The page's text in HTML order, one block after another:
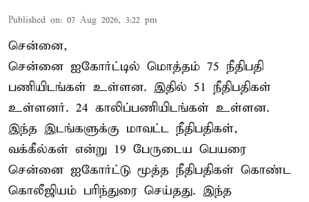
Published on: 07 Aug 2026, 3:22 pm
சென்னை,
சென்னை ஐகோர்ட்டில் மொத்தம் 75 நீதிபதி
பணியிடங்கள் உள்ளன. இதில் 51 நீதிபதிகள்
உள்ளனர். 24 காலிப்பணியிடங்கள் உள்ளன.
இந்த இடங்களுக்கு மாவட்ட நீதிபதிகள்,
வக்கீல்கள் என்று 19 பேருடைய பெயரை
சென்னை ஐகோர்ட்டு மூத்த நீதிபதிகள் கொண்ட
கொலீஜியம் பரிந்துரை செய்தது. இந்த